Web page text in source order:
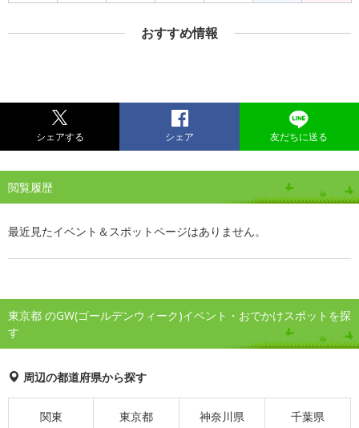
おすすめ情報
シェアする シェア 友だちに送る
閲覧履歴
最近見たイベント＆スポットページはありません。
東京都 のGW(ゴールデンウィーク)イベント・おでかけスポットを探
す
周辺の都道府県から探す
関東 東京都 神奈川県 千葉県